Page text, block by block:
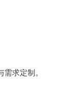
求定制。